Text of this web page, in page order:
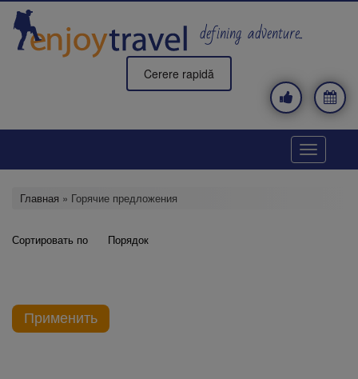
Перейти
основному
содержанию
defining adventure..
Cerere rapidă
Toggle
Главная » Горячие предложения
Сортировать по Порядок
Применить